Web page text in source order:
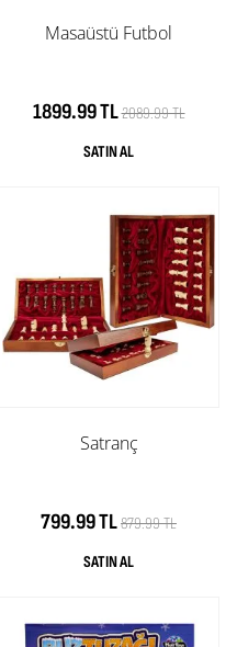
Masaüstü Futbol
1899.99 TL2089.99 TL
Satranç
799.99 TL879.99 TL